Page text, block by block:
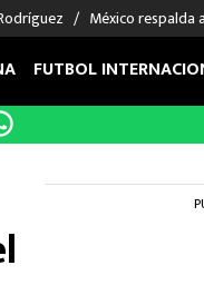
México respalda
FUTBOL